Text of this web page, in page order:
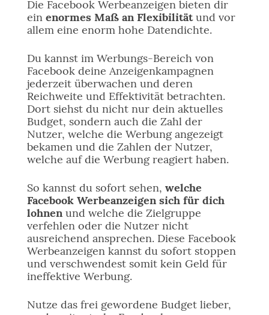
Die Facebook Werbeanzeigen bieten dir
ein enormes Maß an Flexibilitätund vor
allem eine enorm hohe Datendichte.
Du kannst im Werbungs-Bereich von
Facebook deine Anzeigenkampagnen
jederzeit überwachen und deren
Reichweite und Effektivität betrachten.
Dort siehst du nicht nur dein aktuelles
Budget, sondern auch die Zahl der
Nutzer, welche die Werbung angezeigt
bekamen und die Zahlen der Nutzer,
welche auf die Werbung reagiert haben.
So kannst du sofort sehen, welche
Facebook Werbeanzeigen sich für dich
lohnenund welche die Zielgruppe
verfehlen oder die Nutzer nicht
ausreichend ansprechen. Diese Facebook
Werbeanzeigen kannst du sofort stoppen
und verschwendest somit kein Geld für
ineffektive Werbung.
Nutze das frei gewordene Budget lieber,